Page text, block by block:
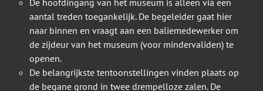
De hoofdingang van het museum is alleen via een
aantal treden toegankelijk. De begeleider gaat hier
naar binnen en vraagt aan een baliemedewerker om
de zijdeur van het museum (voor mindervaliden) te
openen.
De belangrijkste tentoonstellingen vinden plaats op
de begane grond in twee drempelloze zalen. De